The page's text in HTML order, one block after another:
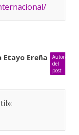
Etayo Ereña
Autora
del
post